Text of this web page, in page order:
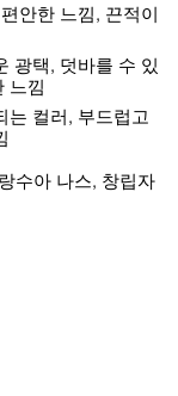
안한 느낌, 끈적이
광택, 덧바를 수 있
느낌
는 컬러, 부드럽고
수아 나스, 창립자